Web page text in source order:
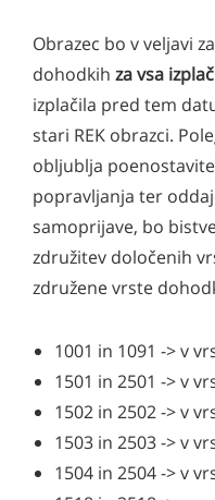
Obrazec bo v veljavi
dohodkih za vsa
izplačila pred tem
stari REK obrazci.
obljublja
popravljanja ter
samoprijave, bo
združitev določenih
združene vrste
1001 in 1091 -> v
1501 in 2501 -> v
1502 in 2502 -> v
1503 in 2503 -> v
1504 in 2504 -> v